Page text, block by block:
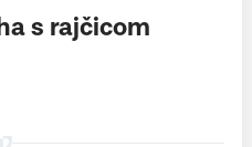
s rajčicom